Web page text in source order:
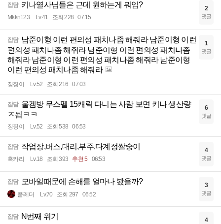
잡담 키나열사님들은 근데 원하는게 뭐임?
Mkkn123 Lv.41 조회 228 07:15
2
댓글
잡담 남준이형 이런 편의성 패치나좀 해줘라 남준이형 이런
편의성 패치나좀 해줘라 남준이형 이런 편의성 패치나좀
해줘라 남준이형 이런 편의성 패치나좀 해줘라 남준이형
이런 편의성 패치나좀 해줘라
징징이 Lv.52 조회 216 07:03
1
댓글
잡담 울겜방 무스펠 15캐릭 다니는 사람 보면 키나 생산량
ㅈ됨ㅋㅋ
징징이 Lv.52 조회 538 06:53
6
댓글
잡담 작업장,버스,대리,부주,다계정쌀숭이
흑카리 Lv.18 조회 393 추천 5 06:53
4
댓글
잡담 모바일때문에 손해를 얼마나 봤을까?
풀레더 Lv.70 조회 297 06:52
3
댓글
잡담 N번째 위기 4